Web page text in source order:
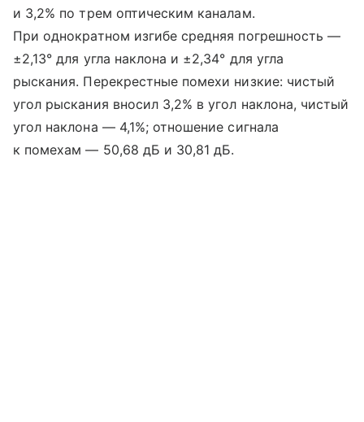
и 3,2% по трем оптическим каналам.
При однократном изгибе средняя погрешность —
±2,13° для угла наклона и ±2,34° для угла
рыскания. Перекрестные помехи низкие: чистый
угол рыскания вносил 3,2% в угол наклона, чистый
угол наклона — 4,1%; отношение сигнала
к помехам — 50,68 дБ и 30,81 дБ.